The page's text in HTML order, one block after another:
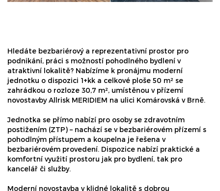
Hledáte bezbariérový a reprezentativní prostor pro
podnikání, práci s možností pohodlného bydlení v
atraktivní lokalitě? Nabízíme k pronájmu moderní
jednotku o dispozici 1+kk a celkové ploše 50 m² se
zahrádkou o rozloze 30,7 m², umístěnou v přízemí
novostavby Allrisk MERIDIEM na ulici Komárovská v Brně.
Jednotka se přímo nabízí pro osoby se zdravotním
postižením (ZTP) – nachází se v bezbariérovém přízemí s
pohodlným přístupem a koupelna je řešena v
bezbariérovém provedení. Dispozice nabízí praktické a
komfortní využití prostoru jak pro bydlení, tak pro
kancelář či služby.
Moderní novostavba v klidné lokalitě s dobrou